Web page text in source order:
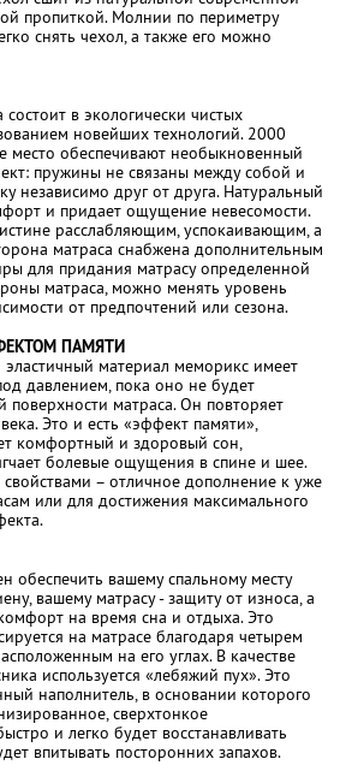
пропиткой. Молнии по периметру
снять чехол , а также его можно
в экологически чистых
новейших технологий. 2000
место обеспечивают необыкновенный
пружины не связаны между собой и
независимо друг от друга. Натуральный
и придает ощущение невесомости.
расслабляющим, успокаивающим, а
матраса снабжена дополнительным
для придания матрасу определенной
матраса, можно менять уровень
от предпочтений или сезона.
ПАМЯТИ
эластичный материал меморикс имеет
давлением, пока оно не будет
поверхности матраса. Он повторяет
Это и есть «эффект памяти»,
комфортный и здоровый сон,
болевые ощущения в спине и шее.
– отличное дополнение к уже
или для достижения максимального
обеспечить вашему спальному месту
вашему матрасу - защиту от износа, а
на время сна и отдыха. Это
на матрасе благодаря четырем
на его углах. В качестве
используется «лебяжий пух». Это
наполнитель, в основании которого
сверхтонкое
и легко будет восстанавливать
впитывать посторонних запахов.